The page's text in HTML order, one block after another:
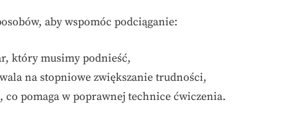
aby wspomóc podciąganie:
który musimy podnieść,
na stopniowe zwiększanie trudności,
pomaga w poprawnej technice ćwiczenia.